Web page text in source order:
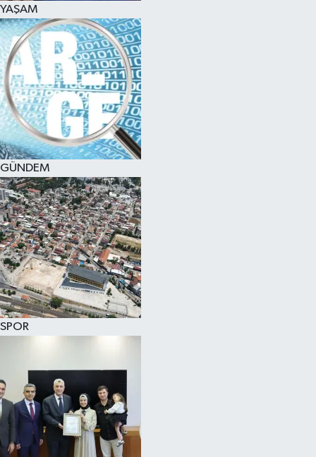
YAŞAM
GÜNDEM
SPOR
SPOR
KÜLTÜR SANAT
FRAGMANLAR